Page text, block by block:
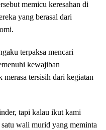
memicu keresahan di
yang berasal dari
terpaksa mencari
kewajiban
merasa tersisih dari kegiatan
tapi kalau ikut kami
wali murid yang meminta